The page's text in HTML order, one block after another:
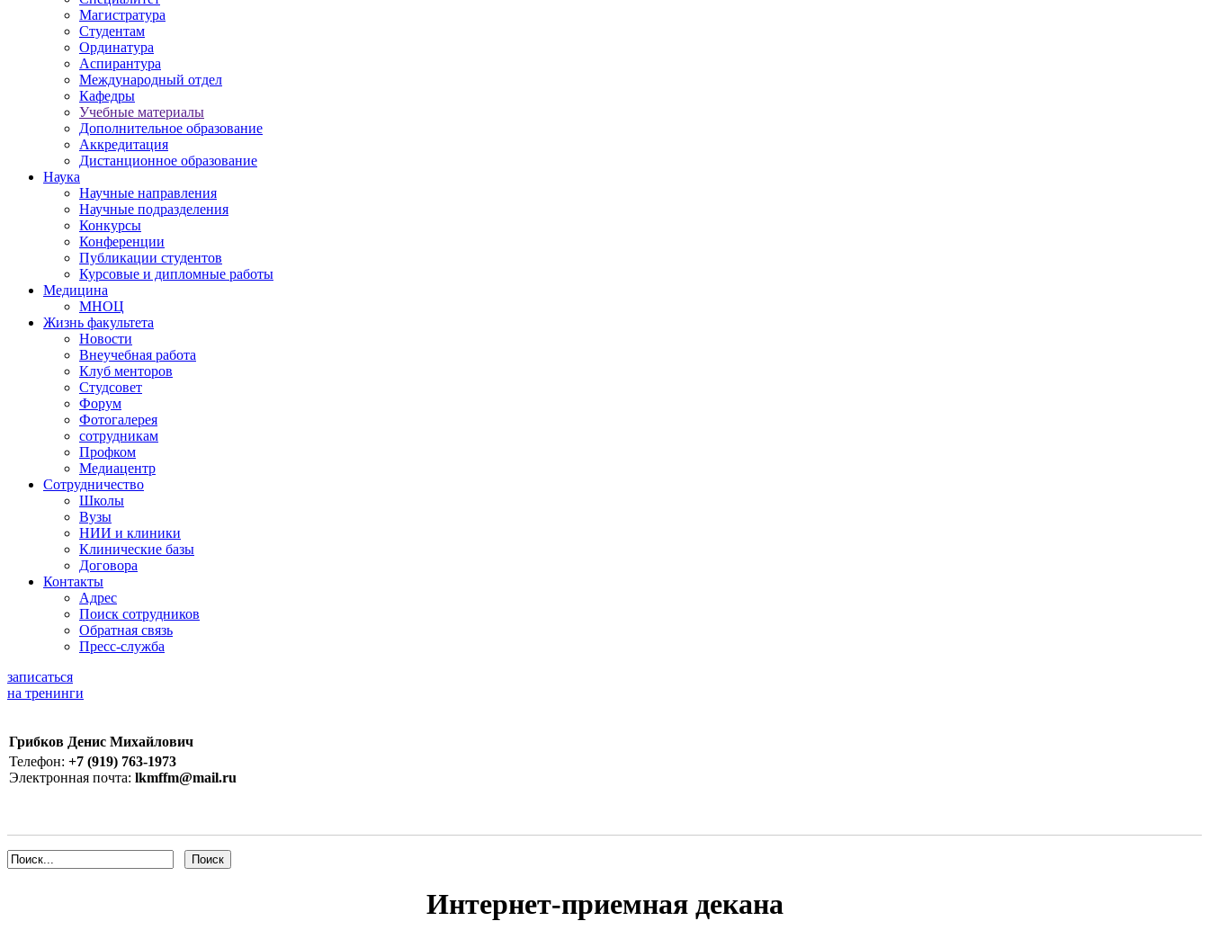
Магистратура
Студентам
Ординатура
Аспирантура
Международный отдел
Кафедры
Учебные материалы
Дополнительное образование
Аккредитация
Дистанционное образование
Наука
Научные направления
Научные подразделения
Конкурсы
Конференции
Публикации студентов
Курсовые и дипломные работы
Медицина
МНОЦ
Жизнь факультета
Новости
Внеучебная работа
Клуб менторов
Студсовет
Форум
Фотогалерея
сотрудникам
Профком
Медиацентр
Сотрудничество
Школы
Вузы
НИИ и клиники
Клинические базы
Договора
Контакты
Адрес
Поиск сотрудников
Обратная связь
Пресс-служба
записаться
на тренинги
Грибков Денис Михайлович
Телефон: +7 (919) 763-1973
Электронная почта: lkmffm@mail.ru
Интернет-приемная декана